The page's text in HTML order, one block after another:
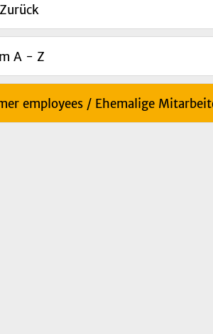
Zurück
A - Z
employees / Ehemalige